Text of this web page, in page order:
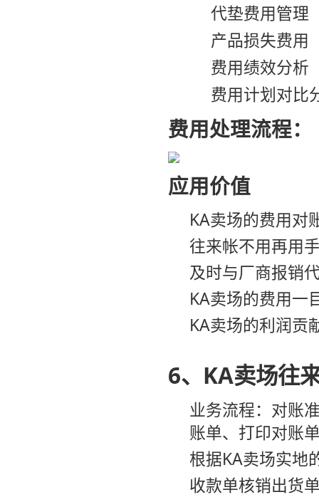
代垫费用管理
产品损失费用
费用绩效分析
费用计划对比
费用处理流程：
应用价值
KA卖场的费用对
往来帐不用再用
及时与厂商报销
KA卖场的费用一
KA卖场的利润贡
6、KA卖场往
业务流程：对账
账单、打印对账
根据KA卖场实地
收款单核销出货